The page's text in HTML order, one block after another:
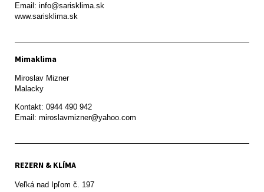
Email: info@sarisklima.sk
www.sarisklima.sk
Mimaklima
Miroslav Mizner
Malacky
Kontakt: 0944 490 942
REZERN & KLÍMA
Veľká nad Ipľom č. 197